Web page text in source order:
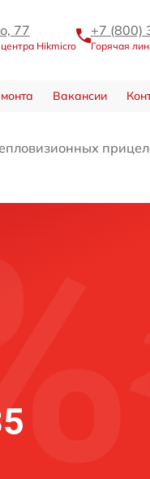
77
Hikmicro
+7 (800)
Горячая
Вакансии